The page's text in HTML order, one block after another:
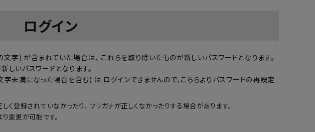
グネティフラッシュジェル
コッタジェル ニュアンスジェル
ャート・チップ関連
他施術アイテム
ジン・モールドログイン
) が含まれていた場合は、 これらを取り除いたものが新しいパスワードとなります。
いパスワードとなります。
満になった場合を含む) は ログインできませんので、こちらよりパスワードの再設定
登録されていなかったり、 フリガナが正しくなかったりする場合があります。
変更が可能です。